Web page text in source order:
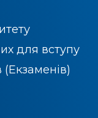
для вступу